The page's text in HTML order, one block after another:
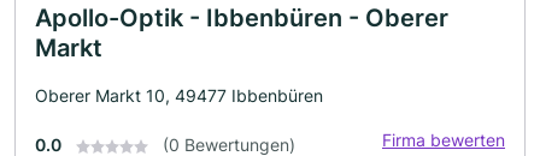
Apollo-Optik - Ibbenbüren - Oberer
Markt
Oberer Markt 10, 49477 Ibbenbüren
0.0 (0 Bewertungen) Firma bewerten